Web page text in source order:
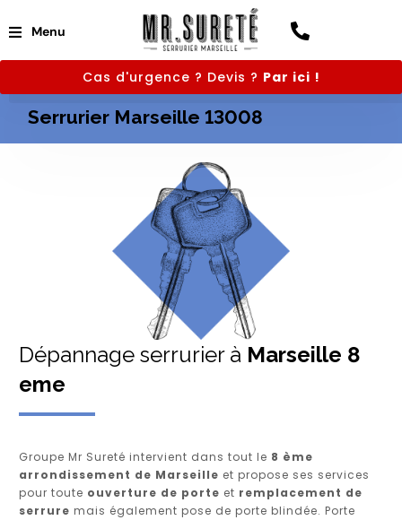
Menu
Cas d'urgence ? Devis ? Par ici !
Serrurier Marseille 13008
Dépannage serrurier à Marseille 8
eme
Groupe Mr Sureté intervient dans tout le 8 ème
arrondissement de Marseille et propose ses services
pour toute ouverture de porte et remplacement de
serrure mais également pose de porte blindée. Porte